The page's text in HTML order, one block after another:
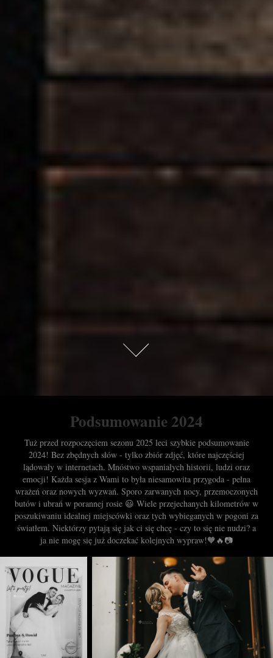
Podsumowanie 2024
Tuż przed rozpoczęciem sezonu 2025 leci szybkie podsumowanie
2024! Bez zbędnych słów - tylko zbiór zdjęć, które najczęściej
lądowały w internetach. Mnóstwo wspaniałych historii, ludzi oraz
emocji! Każda sesja z Wami to była niesamowita przygoda - pełna
wrażeń oraz nowych wyzwań. Sporo zarwanych nocy, przemoczonych
butów i ubrań w porannej rosie 😃 Wiele przejechanych kilometrów w
poszukiwaniu idealnej miejscówki oraz tych wybieganych w pogoni za
światłem. Niektórzy pytają się jak ci się chcę - czy to się nie nudzi? a
ja nie mogę się już doczekać kolejnych wypraw!🧡🔥📷